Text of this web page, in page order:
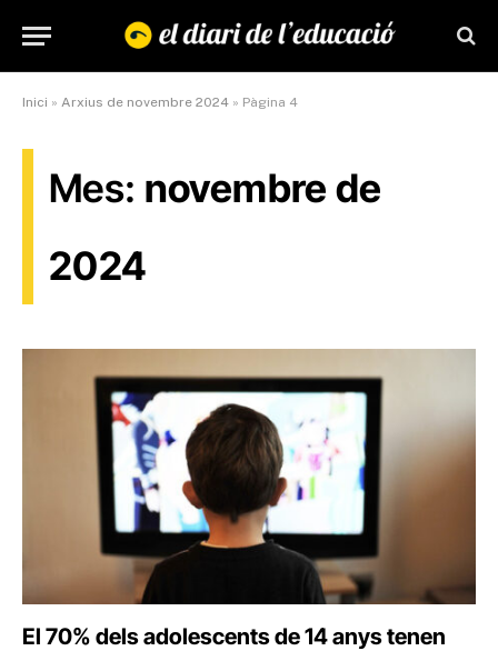
Inici » Arxius de novembre 2024 » Pàgina 4
Mes: novembre de
2024
El 70% dels adolescents de 14 anys tenen